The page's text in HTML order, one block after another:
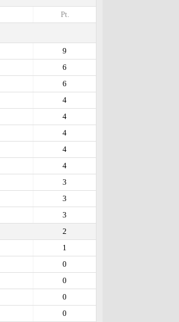
Pt.
9
6
6
4
4
4
4
4
3
3
3
2
1
0
0
0
0